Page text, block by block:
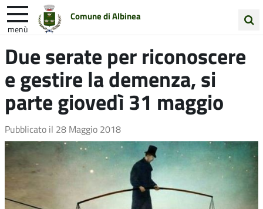
Comune di Albinea
menù
nel
sito
Entra in Comune Vivi Albinea
Unione Colline Matildiche
Due serate per riconoscere
e gestire la demenza, si
parte giovedì 31 maggio
Pubblicato il 28 Maggio 2018